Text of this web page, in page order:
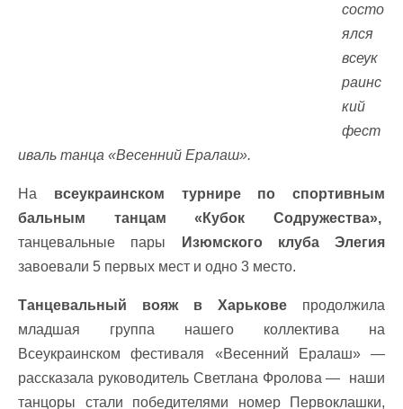
состо
ялся
всеук
раинс
кий
фест
иваль танца «Весенний Ералаш».
На всеукраинском турнире по спортивным
бальным танцам «Кубок Содружества»,
танцевальные пары Изюмского клуба Элегия
завоевали 5 первых мест и одно 3 место.
Танцевальный вояж в Харькове продолжила
младшая группа нашего коллектива на
Всеукраинском фестиваля «Весенний Ералаш» —
рассказала руководитель Светлана Фролова — наши
танцоры стали победителями номер Первоклашки,